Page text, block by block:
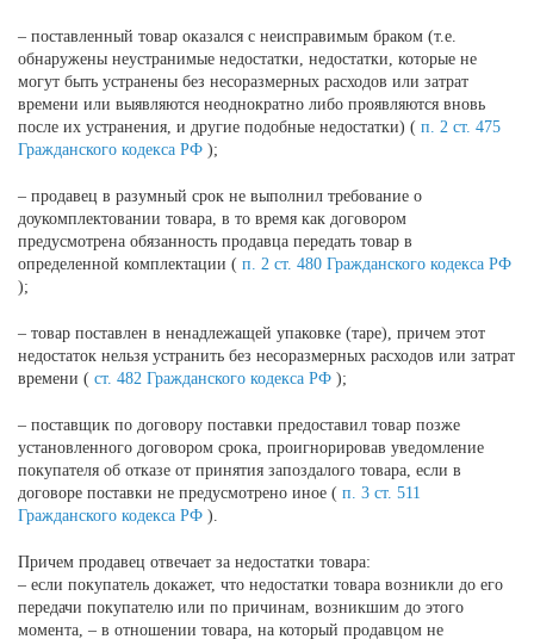
– поставленный товар оказался с неисправимым браком (т.е.
обнаружены неустранимые недостатки, недостатки, которые не
могут быть устранены без несоразмерных расходов или затрат
времени или выявляются неоднократно либо проявляются вновь
после их устранения, и другие подобные недостатки) ( п. 2 ст. 475
Гражданского кодекса РФ );
– продавец в разумный срок не выполнил требование о
доукомплектовании товара, в то время как договором
предусмотрена обязанность продавца передать товар в
определенной комплектации ( п. 2 ст. 480 Гражданского кодекса РФ
);
– товар поставлен в ненадлежащей упаковке (таре), причем этот
недостаток нельзя устранить без несоразмерных расходов или затрат
времени ( ст. 482 Гражданского кодекса РФ );
– поставщик по договору поставки предоставил товар позже
установленного договором срока, проигнорировав уведомление
покупателя об отказе от принятия запоздалого товара, если в
договоре поставки не предусмотрено иное ( п. 3 ст. 511
Гражданского кодекса РФ ).
Причем продавец отвечает за недостатки товара:
– если покупатель докажет, что недостатки товара возникли до его
передачи покупателю или по причинам, возникшим до этого
момента, – в отношении товара, на который продавцом не